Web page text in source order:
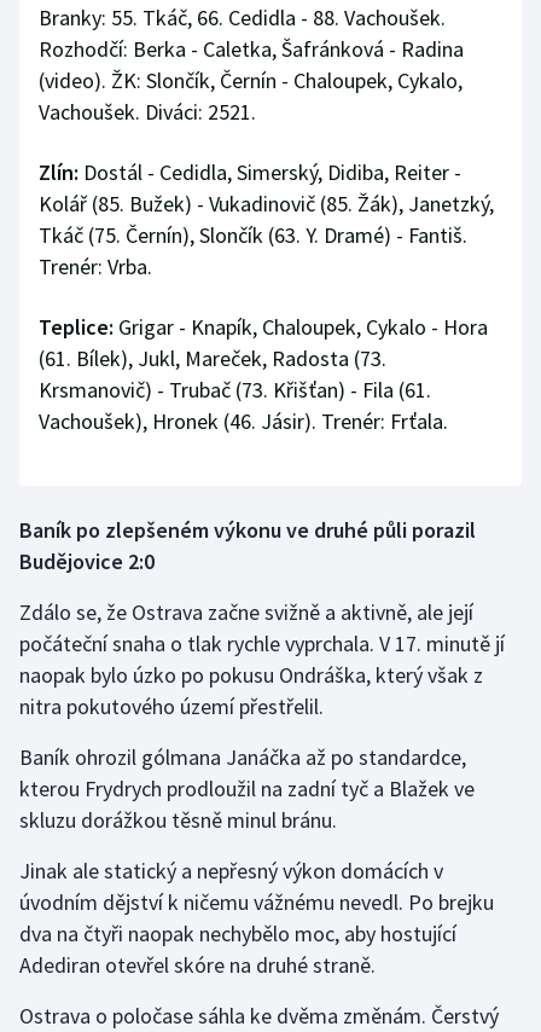
Branky: 55. Tkáč, 66. Cedidla - 88. Vachoušek.
Rozhodčí: Berka - Caletka, Šafránková - Radina
(video). ŽK: Slončík, Černín - Chaloupek, Cykalo,
Vachoušek. Diváci: 2521.
Zlín: Dostál - Cedidla, Simerský, Didiba, Reiter -
Kolář (85. Bužek) - Vukadinovič (85. Žák), Janetzký,
Tkáč (75. Černín), Slončík (63. Y. Dramé) - Fantiš.
Trenér: Vrba.
Teplice: Grigar - Knapík, Chaloupek, Cykalo - Hora
(61. Bílek), Jukl, Mareček, Radosta (73.
Krsmanovič) - Trubač (73. Křišťan) - Fila (61.
Vachoušek), Hronek (46. Jásir). Trenér: Frťala.
Baník po zlepšeném výkonu ve druhé půli porazil
Budějovice 2:0
Zdálo se, že Ostrava začne svižně a aktivně, ale její
počáteční snaha o tlak rychle vyprchala. V 17. minutě jí
naopak bylo úzko po pokusu Ondráška, který však z
nitra pokutového území přestřelil.
Baník ohrozil gólmana Janáčka až po standardce,
kterou Frydrych prodloužil na zadní tyč a Blažek ve
skluzu dorážkou těsně minul bránu.
Jinak ale statický a nepřesný výkon domácích v
úvodním dějství k ničemu vážnému nevedl. Po brejku
dva na čtyři naopak nechybělo moc, aby hostující
Adediran otevřel skóre na druhé straně.
Ostrava o poločase sáhla ke dvěma změnám. Čerstvý